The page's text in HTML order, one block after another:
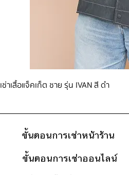
เช่าเสื้อแจ็คเก็ต ชาย รุ่น IVAN สี ดำ
ขั้นตอนการเช่าหน้าร้าน
ขั้นตอนการเช่าออนไลน์